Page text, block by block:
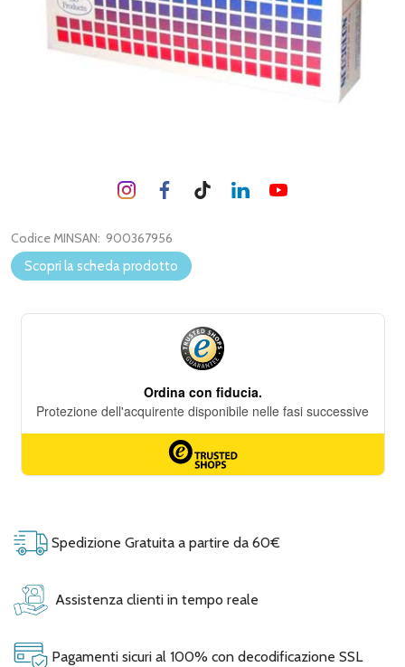
Codice MINSAN: 900367956
Scopri la scheda prodotto
Spedizione Gratuita a partire da 60€
Assistenza clienti in tempo reale
Pagamenti sicuri al 100% con decodificazione SSL